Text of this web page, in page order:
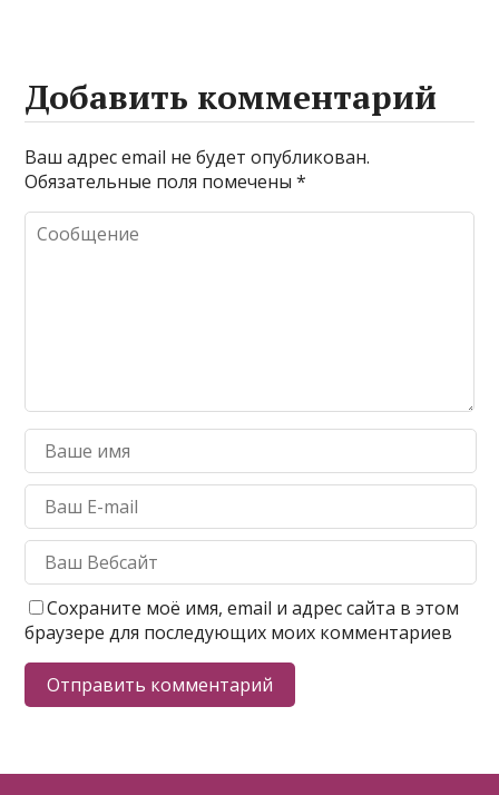
Добавить комментарий
Ваш адрес email не будет опубликован.
Обязательные поля помечены*
Сохраните моё имя, email и адрес сайта в этом
браузере для последующих моих комментариев